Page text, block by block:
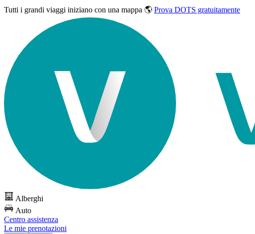
Tutti i grandi viaggi iniziano con una mappa 🌎 Prova DOTS gratuitamente
Alberghi
Auto
Centro assistenza
Le mie prenotazioni